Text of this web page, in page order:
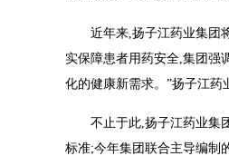
近年来,扬子江药业集团
实保障患者用药安全,集团强
化的健康新需求。”扬子江药
不止于此,扬子江药业集
标准;今年集团联合主导编制